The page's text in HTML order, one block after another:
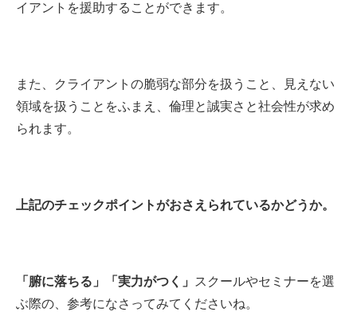
イアントを援助することができます。
また、クライアントの脆弱な部分を扱うこと、見えない
領域を扱うことをふまえ、倫理と誠実さと社会性が求め
られます。
上記のチェックポイントがおさえられているかどうか。
「腑に落ちる」「実力がつく」 スクールやセミナーを選
ぶ際の、参考になさってみてくださいね。